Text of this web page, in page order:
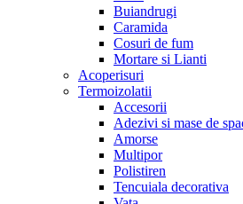
Buiandrugi
Caramida
Cosuri de fum
Mortare si Lianti
Acoperisuri
Termoizolatii
Accesorii
Adezivi si mase de
Amorse
Multipor
Polistiren
Tencuiala decorativa